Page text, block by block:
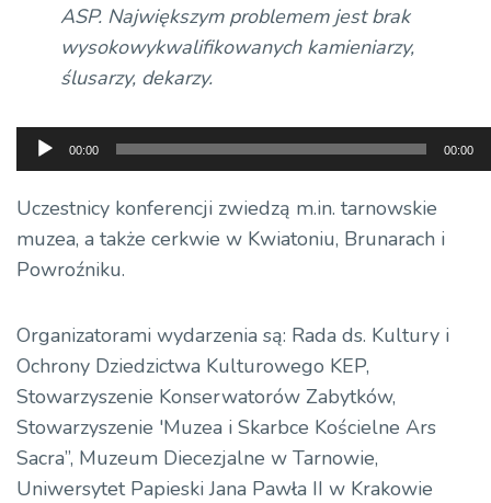
ASP. Największym problemem jest brak
wysokowykwalifikowanych kamieniarzy,
ślusarzy, dekarzy.
Odtwarzacz
plików
dźwiękowych
00:00 00:00
Uczestnicy konferencji zwiedzą m.in. tarnowskie
muzea, a także cerkwie w Kwiatoniu, Brunarach i
Powroźniku.
Organizatorami wydarzenia są: Rada ds. Kultury i
Ochrony Dziedzictwa Kulturowego KEP,
Stowarzyszenie Konserwatorów Zabytków,
Stowarzyszenie 'Muzea i Skarbce Kościelne Ars
Sacra”, Muzeum Diecezjalne w Tarnowie,
Uniwersytet Papieski Jana Pawła II w Krakowie